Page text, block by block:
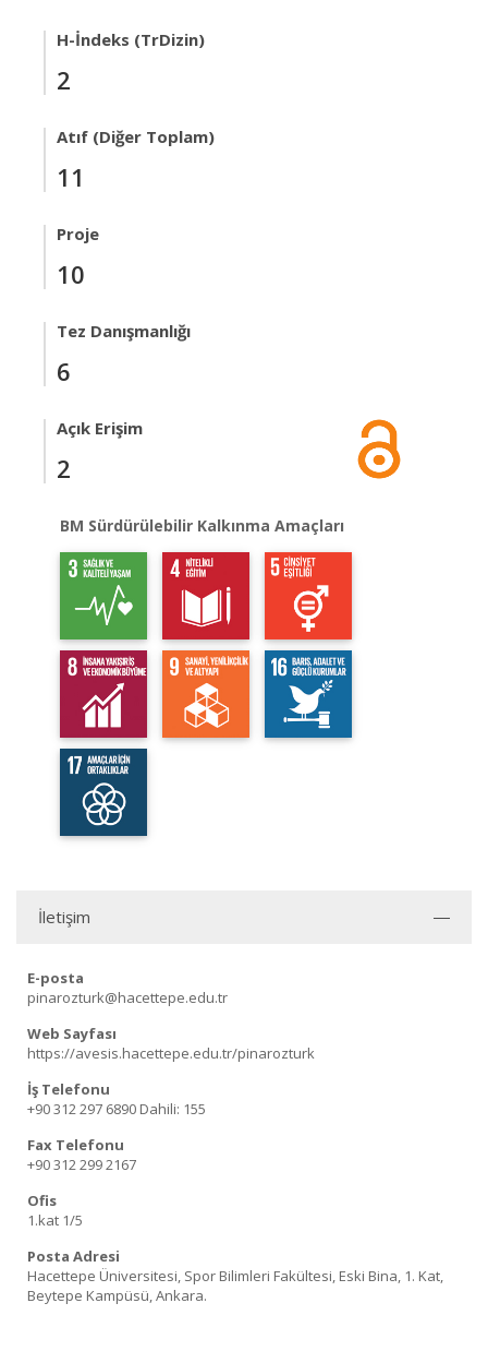
H-İndeks (TrDizin)
2
Atıf (Diğer Toplam)
11
Proje
10
Tez Danışmanlığı
6
Açık Erişim
2
BM Sürdürülebilir Kalkınma Amaçları
İletişim
E-posta
pinarozturk@hacettepe.edu.tr
Web Sayfası
https://avesis.hacettepe.edu.tr/pinarozturk
İş Telefonu
+90 312 297 6890 Dahili: 155
Fax Telefonu
+90 312 299 2167
Ofis
1.kat 1/5
Posta Adresi
Hacettepe Üniversitesi, Spor Bilimleri Fakültesi, Eski Bina, 1. Kat,
Beytepe Kampüsü, Ankara.